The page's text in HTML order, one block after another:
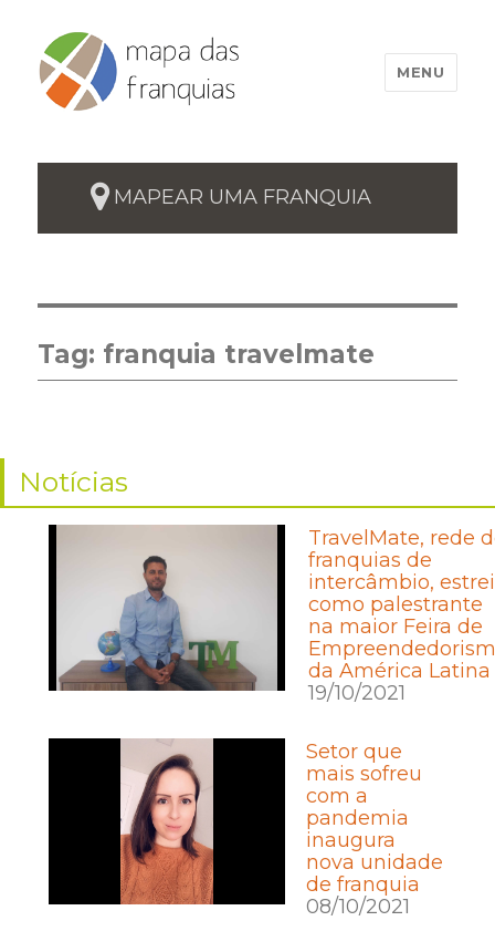
MENU
MAPEAR UMA FRANQUIA
Tag: franquia travelmate
Notícias
TravelMate, rede
franquias de
intercâmbio,
como palestrante
na maior Feira de
da América Latina
19/10/2021
Setor que
mais sofreu
com a
pandemia
inaugura
nova unidade
de franquia
08/10/2021